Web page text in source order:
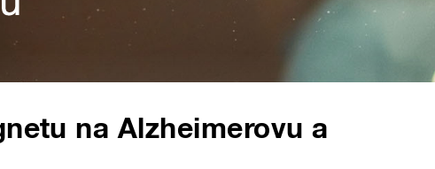
na Alzheimerovu a